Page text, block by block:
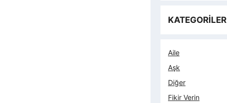
KATEGORİLER
Aile
Aşk
Diğer
Fikir Verin